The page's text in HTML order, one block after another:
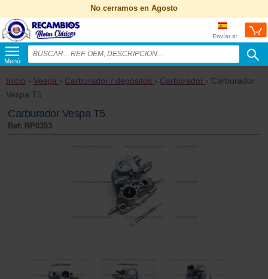
No cerramos en Agosto
Envíar a:
Menú
Inicio › Vespa › Carburador / depósitos › Carburador › Carburador
Vespa T5
Carburador Vespa T5
Ref: RP0353